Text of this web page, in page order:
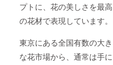
プトに、花の美しさを最高
の花材で表現しています。
東京にある全国有数の大き
な花市場から、通常は手に